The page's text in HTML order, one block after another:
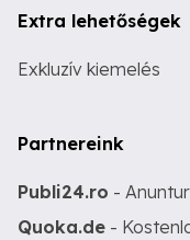
Extra lehetőségek
Exkluzív kiemelés
Partnereink
Publi24.ro -
Quoka.de -